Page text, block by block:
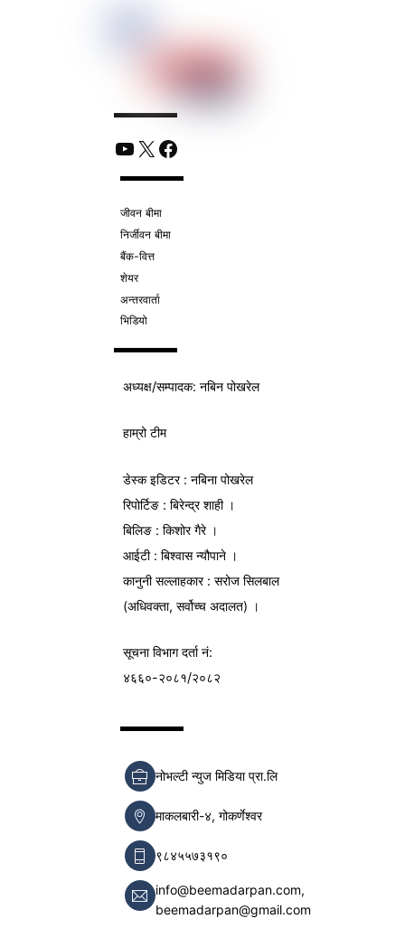
YouTube
X Facebook
जीवन बीमा
निर्जीवन बीमा
बैंक-वित्त
शेयर
अन्तरवार्ता
भिडियो
अध्यक्ष/सम्पादक: नबिन पोखरेल
हाम्रो टीम
डेस्क इडिटर : नबिना पोखरेल
रिपोर्टिङ : बिरेन्द्र शाही ।
बिलिङ : किशोर गैरे ।
आईटी : बिश्वास न्यौपाने ।
कानुनी सल्लाहकार : सरोज सिलबाल
(अधिवक्ता, सर्वोच्च अदालत) ।
सूचना विभागदर्ता नं:
४६६०-२०८१/२०८२
नोभल्टी न्युज मिडिया प्रा.लि
माकलबारी-४, गोकर्णेश्वर
९८४५५७३१९०
info@beemadarpan.com,
beemadarpan@gmail.com